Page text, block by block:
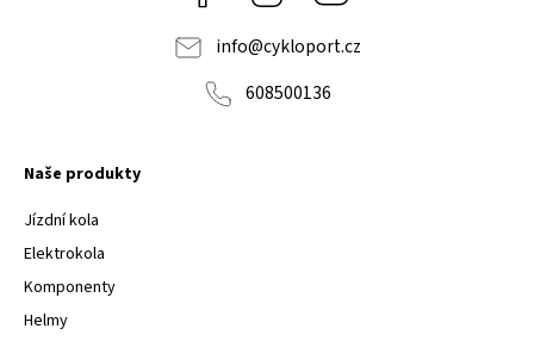
info@cykloport.cz
608500136
Naše produkty
Jízdní kola
Elektrokola
Komponenty
Helmy